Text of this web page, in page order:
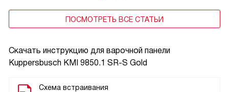
Скачать инструкцию для варочной панели
Kuppersbusch KMI 9850.1 SR-S Gold
Схема встраивания
ПОСМОТРЕТЬ ВСЕ СТАТЬИ